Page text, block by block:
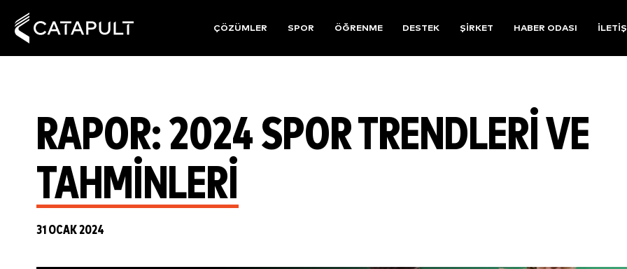
ÇÖZÜMLER SPOR ÖĞRENME DESTEK ŞIRKET HABER ODASI
RAPOR: 2024 SPOR TRENDLERI VE
TAHMINLERI
31 OCAK 2024